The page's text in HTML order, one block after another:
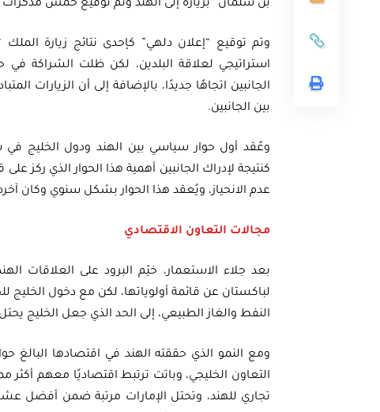
بن سلمان” بزيارة إلى الهند وتم توقيع خمس مذكرات
استراتيجي لعلاقة البلدين، لكن ظلت الشراكة في
الجانبين اتجاهًا جديدًا، بالإضافة إلى أن الزيارات
بين الجانبين.
كنتيجة لإدراك الجانبين أهمية هذا الحوار الذي ركز
عدم الانحياز، ويُعقد هذا الحوار بشكل سنوي وكان آخره
مجالات التعاون الاقتصادي
بعد جلاء الاستعمار، خيّم البرود على العلاقات
لباكستان عن قائمة أولوياتها، لكن مع دخول الخليج
النفط والغاز الطبيعي، إلى الحد الذي جعل الخليج يحتل أكثر من 40% من
التعاون الخليجي، وباتت ترتبط اقتصاديًا معهم
تجاري للهند، وتحتل الإمارات مرتبة ضمن أفضل